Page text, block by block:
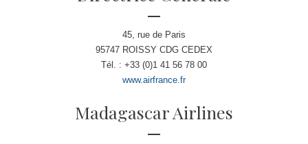
45, rue de Paris
95747 ROISSY CDG CEDEX
Tél. : +33 (0)1 41 56 78 00
www.airfrance.fr
Madagascar Airlines